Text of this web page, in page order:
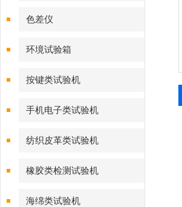
色差仪
环境试验箱
按键类试验机
手机电子类试验机
纺织皮革类试验机
橡胶类检测试验机
海绵类试验机